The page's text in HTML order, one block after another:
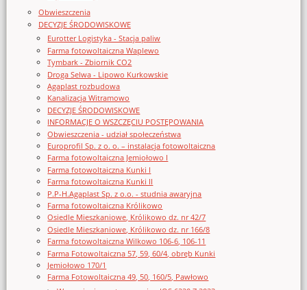
Obwieszczenia
DECYZJE ŚRODOWISKOWE
Eurotter Logistyka - Stacja paliw
Farma fotowoltaiczna Waplewo
Tymbark - Zbiornik CO2
Droga Selwa - Lipowo Kurkowskie
Agaplast rozbudowa
Kanalizacja Witramowo
DECYZJE ŚRODOWISKOWE
INFORMACJE O WSZCZĘCIU POSTĘPOWANIA
Obwieszczenia - udział społeczeństwa
Europrofil Sp. z o. o. – instalacja fotowoltaiczna
Farma fotowoltaiczna Jemiołowo I
Farma fotowoltaiczna Kunki I
Farma fotowoltaiczna Kunki II
P.P-H.Agaplast Sp. z o.o. - studnia awaryjna
Farma fotowoltaiczna Królikowo
Osiedle Mieszkaniowe, Królikowo dz. nr 42/7
Osiedle Mieszkaniowe, Królikowo dz. nr 166/8
Farma fotowoltaiczna Wilkowo 106-6, 106-11
Farma Fotowoltaiczna 57, 59, 60/4, obręb Kunki
Jemiołowo 170/1
Farma Fotowoltaiczna 49, 50, 160/5, Pawłowo